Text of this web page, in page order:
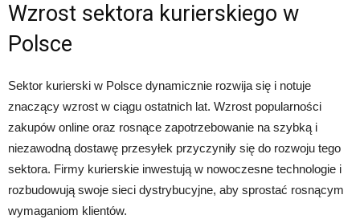
Wzrost sektora kurierskiego w
Polsce
Sektor kurierski w Polsce dynamicznie rozwija się i notuje
znaczący wzrost w ciągu ostatnich lat. Wzrost popularności
zakupów online oraz rosnące zapotrzebowanie na szybką i
niezawodną dostawę przesyłek przyczyniły się do rozwoju tego
sektora. Firmy kurierskie inwestują w nowoczesne technologie i
rozbudowują swoje sieci dystrybucyjne, aby sprostać rosnącym
wymaganiom klientów.